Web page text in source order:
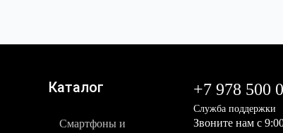
Каталог
Смартфоны и
+7 978 500
Служба поддержки
Звоните нам с